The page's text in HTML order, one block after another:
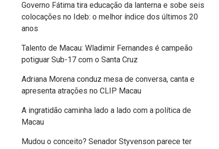
EMPREENDIMENTO
ENTREVISTA
ESPORTE
EVENTOS
FAKE
NEWS
Governo Fátima tira educação da lanterna e sobe seis
colocações no Ideb: o melhor índice dos últimos 20
anos
Talento de Macau: Wladimir Fernandes é campeão
potiguar Sub-17 com o Santa Cruz
Adriana Morena conduz mesa de conversa, canta e
apresenta atrações no CLIP Macau
A ingratidão caminha lado a lado com a política de
Macau
Mudou o conceito? Senador Styvenson parece ter